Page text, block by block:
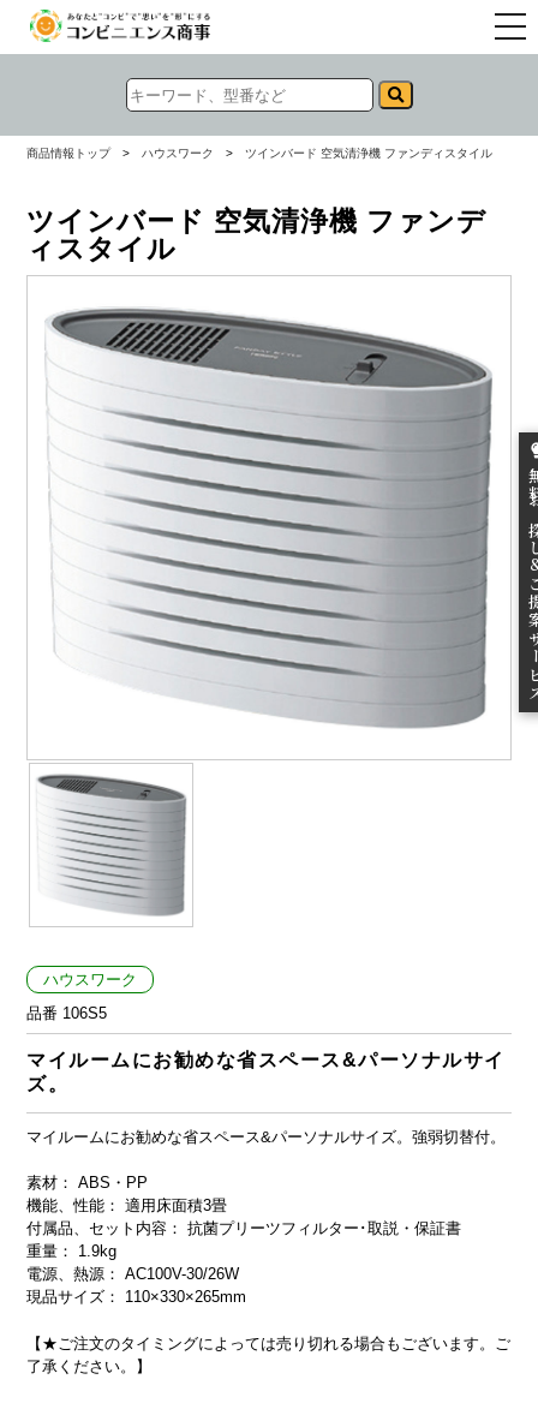
無
ご
商品情報トップ > ハウスワーク > ツインバード 空気清浄機 ファンディスタイル
ツインバード 空気清浄機 ファンデ
ィスタイル
ハウスワーク
品番 106S5
マイルームにお勧めな省スペース&パーソナルサイ
ズ。
マイルームにお勧めな省スペース&パーソナルサイズ。強弱切替付。
素材： ABS・PP
機能、性能： 適用床面積3畳
付属品、セット内容： 抗菌プリーツフィルター･取説・保証書
重量： 1.9kg
電源、熱源： AC100V-30/26W
現品サイズ： 110×330×265mm
【★ご注文のタイミングによっては売り切れる場合もございます。ご
了承ください。】